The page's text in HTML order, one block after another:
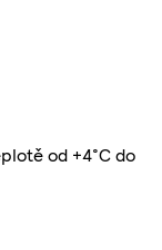
od +4°C do